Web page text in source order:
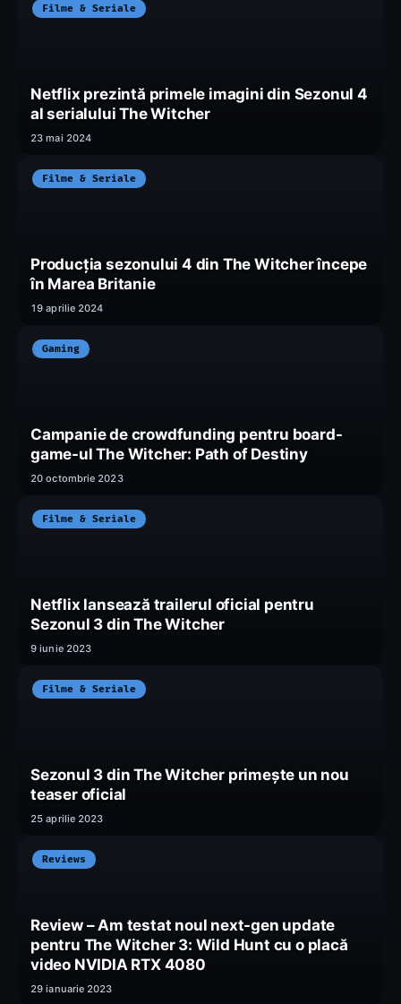
Netflix prezintă primele imagini din Sezonul 4
al serialului The Witcher
Filme & Seriale
23 mai 2024
Producția sezonului 4 din The Witcher începe
în Marea Britanie
Filme & Seriale
19 aprilie 2024
Campanie de crowdfunding pentru board-
game-ul The Witcher: Path of Destiny
Gaming
20 octombrie 2023
Netflix lansează trailerul oficial pentru
Sezonul 3 din The Witcher
Filme & Seriale
9 iunie 2023
Sezonul 3 din The Witcher primește un nou
teaser oficial
Filme & Seriale
25 aprilie 2023
Review – Am testat noul next-gen update
pentru The Witcher 3: Wild Hunt cu o placă
video NVIDIA RTX 4080
Reviews
29 ianuarie 2023